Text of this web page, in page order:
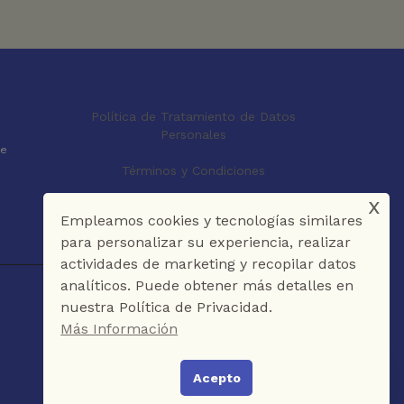
Política de Tratamiento de Datos
Personales
Términos y Condiciones
Empleamos cookies y tecnologías similares
para personalizar su experiencia, realizar
actividades de marketing y recopilar datos
analíticos. Puede obtener más detalles en
nuestra Política de Privacidad.
Más Información
Acepto
x